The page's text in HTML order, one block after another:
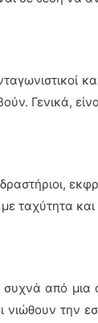
Γενικά,
ταχύτητα
συχνά από
την